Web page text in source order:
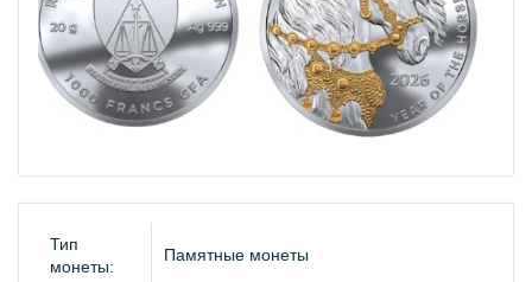
Тип
монеты:
Памятные монеты